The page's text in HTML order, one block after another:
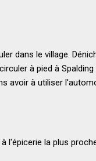
dans le village.
à pied à
avoir à utiliser
la plus